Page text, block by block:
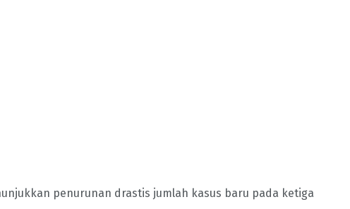
penurunan drastis jumlah kasus baru pada ketiga